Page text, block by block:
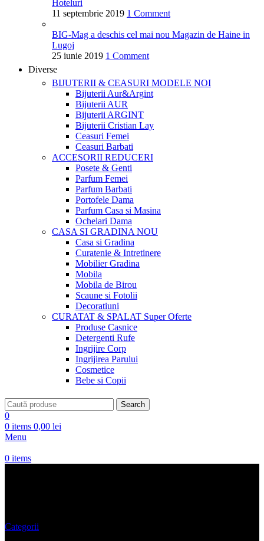
Hoteluri
11 septembrie 2019 1 Comment
BIG-Mag a deschis cel mai nou Magazin de Haine in
Lugoj
25 iunie 2019 1 Comment
Diverse
BIJUTERII & CEASURI MODELE NOI
Bijuterii Aur&Argint
Bijuterii AUR
Bijuterii ARGINT
Bijuterii Cristian Lay
Ceasuri Femei
Ceasuri Barbati
ACCESORII REDUCERI
Posete & Genti
Parfum Femei
Parfum Barbati
Portofele Dama
Parfum Casa si Masina
Ochelari Dama
CASA SI GRADINANOU
Casa si Gradina
Curatenie & Intretinere
Mobilier Gradina
Mobila
Mobila de Birou
Scaune si Fotolii
Decoratiuni
CURATAT & SPALAT Super Oferte
Produse Casnice
Detergenti Rufe
Ingrijire Corp
Ingrijirea Parului
Cosmetice
Bebe si Copii
Search
0
0 items 0,00 lei
Menu
0 items
Categorii